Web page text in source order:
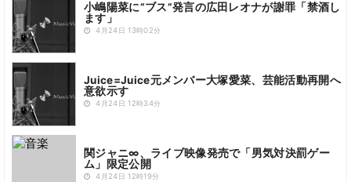
小嶋陽菜に“ブス”発言の広田レオナが謝罪「禁酒し
ます」
4月24日 13時02分
Juice=Juice元メンバー大塚愛菜、芸能活動再開へ
意欲示す
4月24日 12時34分
関ジャニ∞、ライブ映像発売で「男気対決罰ゲー
ム」限定公開
4月24日 12時19分